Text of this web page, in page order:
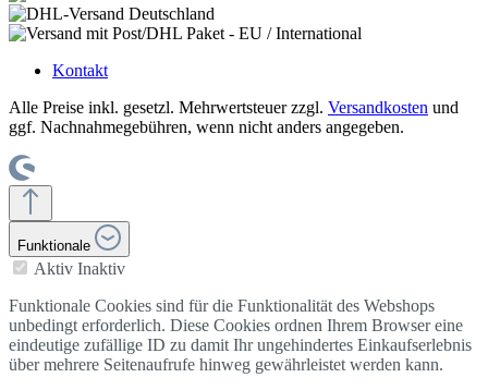
Kontakt
Alle Preise inkl. gesetzl. Mehrwertsteuer zzgl. Versandkosten und
ggf. Nachnahmegebühren, wenn nicht anders angegeben.
Funktionale
Aktiv Inaktiv
Funktionale Cookies sind für die Funktionalität des Webshops
unbedingt erforderlich. Diese Cookies ordnen Ihrem Browser eine
eindeutige zufällige ID zu damit Ihr ungehindertes Einkaufserlebnis
über mehrere Seitenaufrufe hinweg gewährleistet werden kann.